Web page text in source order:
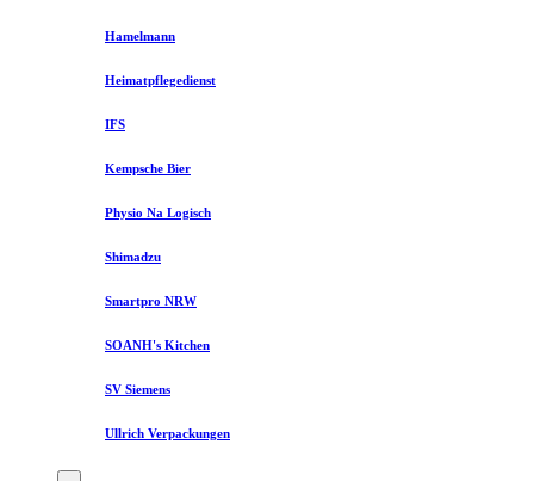
Hamelmann
Heimatpflegedienst
IFS
Kempsche Bier
Physio Na Logisch
Shimadzu
Smartpro NRW
SOANH's Kitchen
SV Siemens
Ullrich Verpackungen